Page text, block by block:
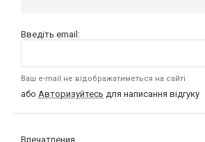
Введіть email:
Ваш e-mail не відображатиметься на сайті
або Авторизуйтесь для написання відгуку
Впечатления